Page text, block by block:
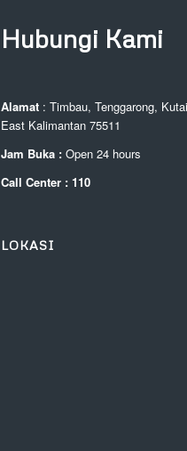
Hubungi Kami
Alamat : Timbau, Tenggarong,
East Kalimantan 75511
Jam Buka :Open 24 hours
Call Center : 110
LOKASI